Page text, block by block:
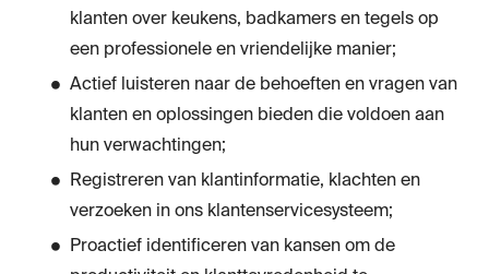
klanten over keukens, badkamers en tegels op
een professionele en vriendelijke manier;
Actief luisteren naar de behoeften en vragen van
klanten en oplossingen bieden die voldoen aan
hun verwachtingen;
Registreren van klantinformatie, klachten en
verzoeken in ons klantenservicesysteem;
Proactief identificeren van kansen om de